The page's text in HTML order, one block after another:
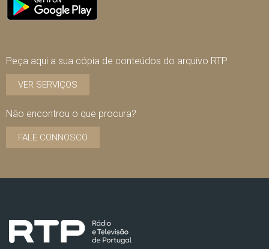
Peça aqui a sua cópia de conteúdos do arquivo RTP
VER SERVIÇOS
Não encontrou o que procura?
FALE CONNOSCO